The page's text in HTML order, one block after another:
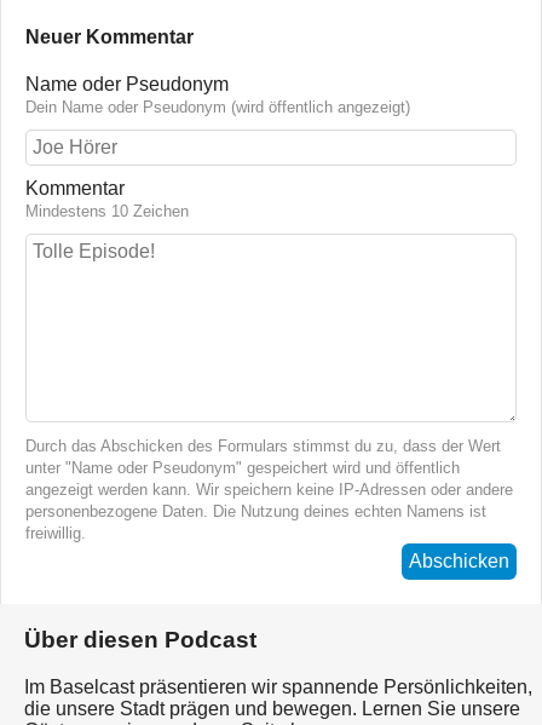
Neuer Kommentar
Name oder Pseudonym
Dein Name oder Pseudonym (wird öffentlich angezeigt)
Kommentar
Mindestens 10 Zeichen
Durch das Abschicken des Formulars stimmst du zu, dass der Wert
unter "Name oder Pseudonym" gespeichert wird und öffentlich
angezeigt werden kann. Wir speichern keine IP-Adressen oder andere
personenbezogene Daten. Die Nutzung deines echten Namens ist
freiwillig.
Abschicken
Über diesen Podcast
Im Baselcast präsentieren wir spannende Persönlichkeiten,
die unsere Stadt prägen und bewegen. Lernen Sie unsere